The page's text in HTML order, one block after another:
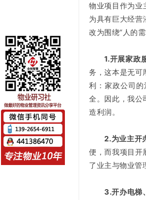
物业项目作为业
为具有巨大经营
改为围绕“人的
1.开展家政
务，这本是无可
利：家政公司
全。因此，我公
造利润。
2.为业主开
便，而我项目开
了业主与物业管
3.开办电梯